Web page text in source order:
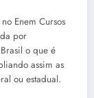
Enem Cursos
por
o que é
assim as
ou estadual.